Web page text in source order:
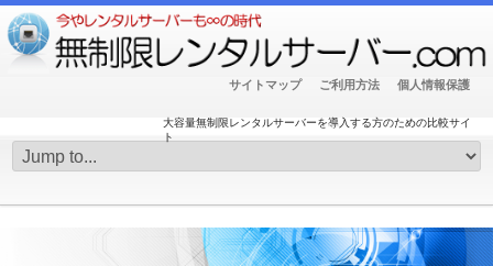
サイトマップ ご利用方法 個人情報保護
大容量無制限レンタルサーバーを導入する方のための比較サイ
ト